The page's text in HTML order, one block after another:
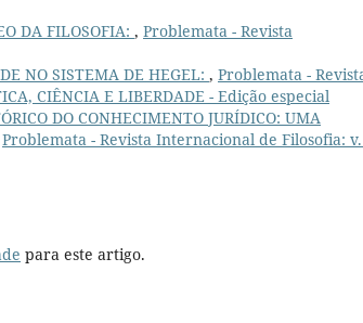
DA FILOSOFIA: , Problemata - Revista
NO SISTEMA DE HEGEL: , Problemata -
CIÊNCIA E LIBERDADE - Edição especial
DO CONHECIMENTO JURÍDICO: UMA
Problemata - Revista Internacional de Filosofia:
para este artigo.